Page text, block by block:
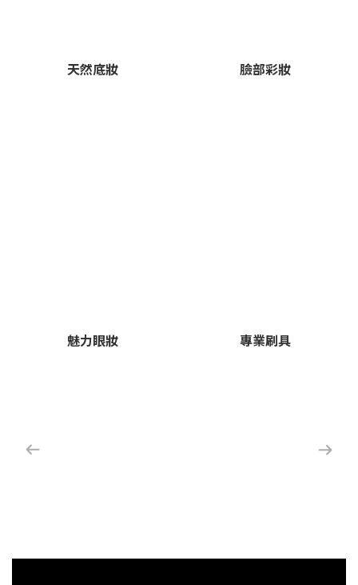
天然底妝 臉部彩妝
魅力眼妝 專業刷具